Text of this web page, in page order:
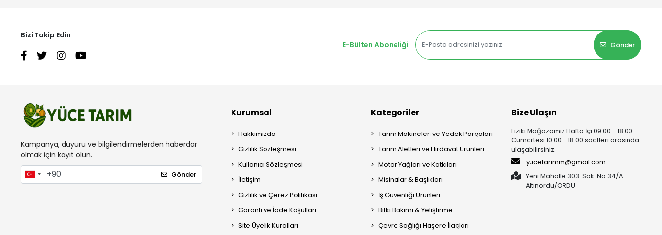
Bizi Takip Edin
E-Bülten Aboneliği
Gönder
Kampanya, duyuru ve bilgilendirmelerden haberdar
olmak için kayıt olun.
Gönder
Kurumsal
Hakkımızda
Gizlilik Sözleşmesi
Kullanıcı Sözleşmesi
İletişim
Gizlilik ve Çerez Politikası
Garanti ve İade Koşulları
Site Üyelik Kuralları
Kategoriler
Tarım Makineleri ve Yedek Parçaları
Tarım Aletleri ve Hırdavat Ürünleri
Motor Yağları ve Katkıları
Misinalar & Başlıkları
İş Güvenliği Ürünleri
Bitki Bakımı & Yetiştirme
Çevre Sağlığı Haşere İlaçları
Bize Ulaşın
Fiziki Mağazamız Hafta İçi 09:00 - 18:00
Cumartesi 10:00 - 18:00 saatleri arasında
ulaşabilirsiniz.
yucetarimm@gmail.com
Yeni Mahalle 303. Sok. No:34/A
Altınordu/ORDU​​​​​​​